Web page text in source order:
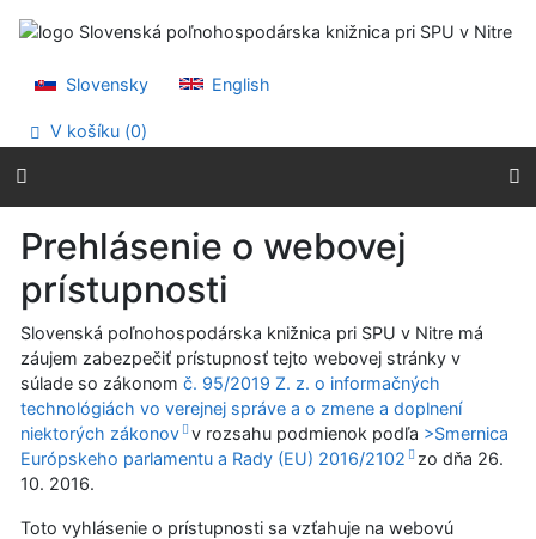
Prejsť na menu
Slovensky
English
V košíku (0)
Prehlásenie o webovej
prístupnosti
Slovenská poľnohospodárska knižnica pri SPU v Nitre má
záujem zabezpečiť prístupnosť tejto webovej stránky v
súlade so zákonom č. 95/2019 Z. z. o informačných
technológiách vo verejnej správe a o zmene a doplnení
niektorých zákonov v rozsahu podmienok podľa >Smernica
Európskeho parlamentu a Rady (EU) 2016/2102
zo dňa 26.
10. 2016.
Toto vyhlásenie o prístupnosti sa vzťahuje na webovú